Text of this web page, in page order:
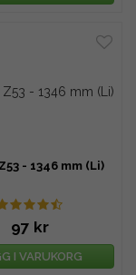
- 1346 mm (Li)
97 kr
I VARUKORG